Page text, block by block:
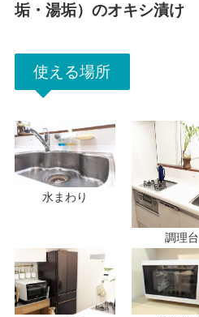
垢・湯垢）のオキシ漬け
使える場所
水まわり
調理台